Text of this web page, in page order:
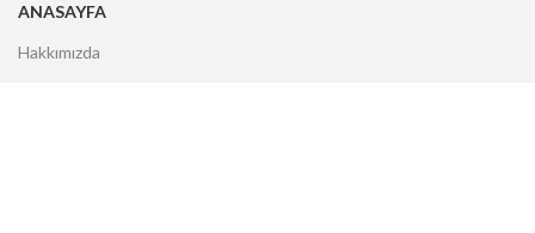
ANASAYFA
Hakkımızda